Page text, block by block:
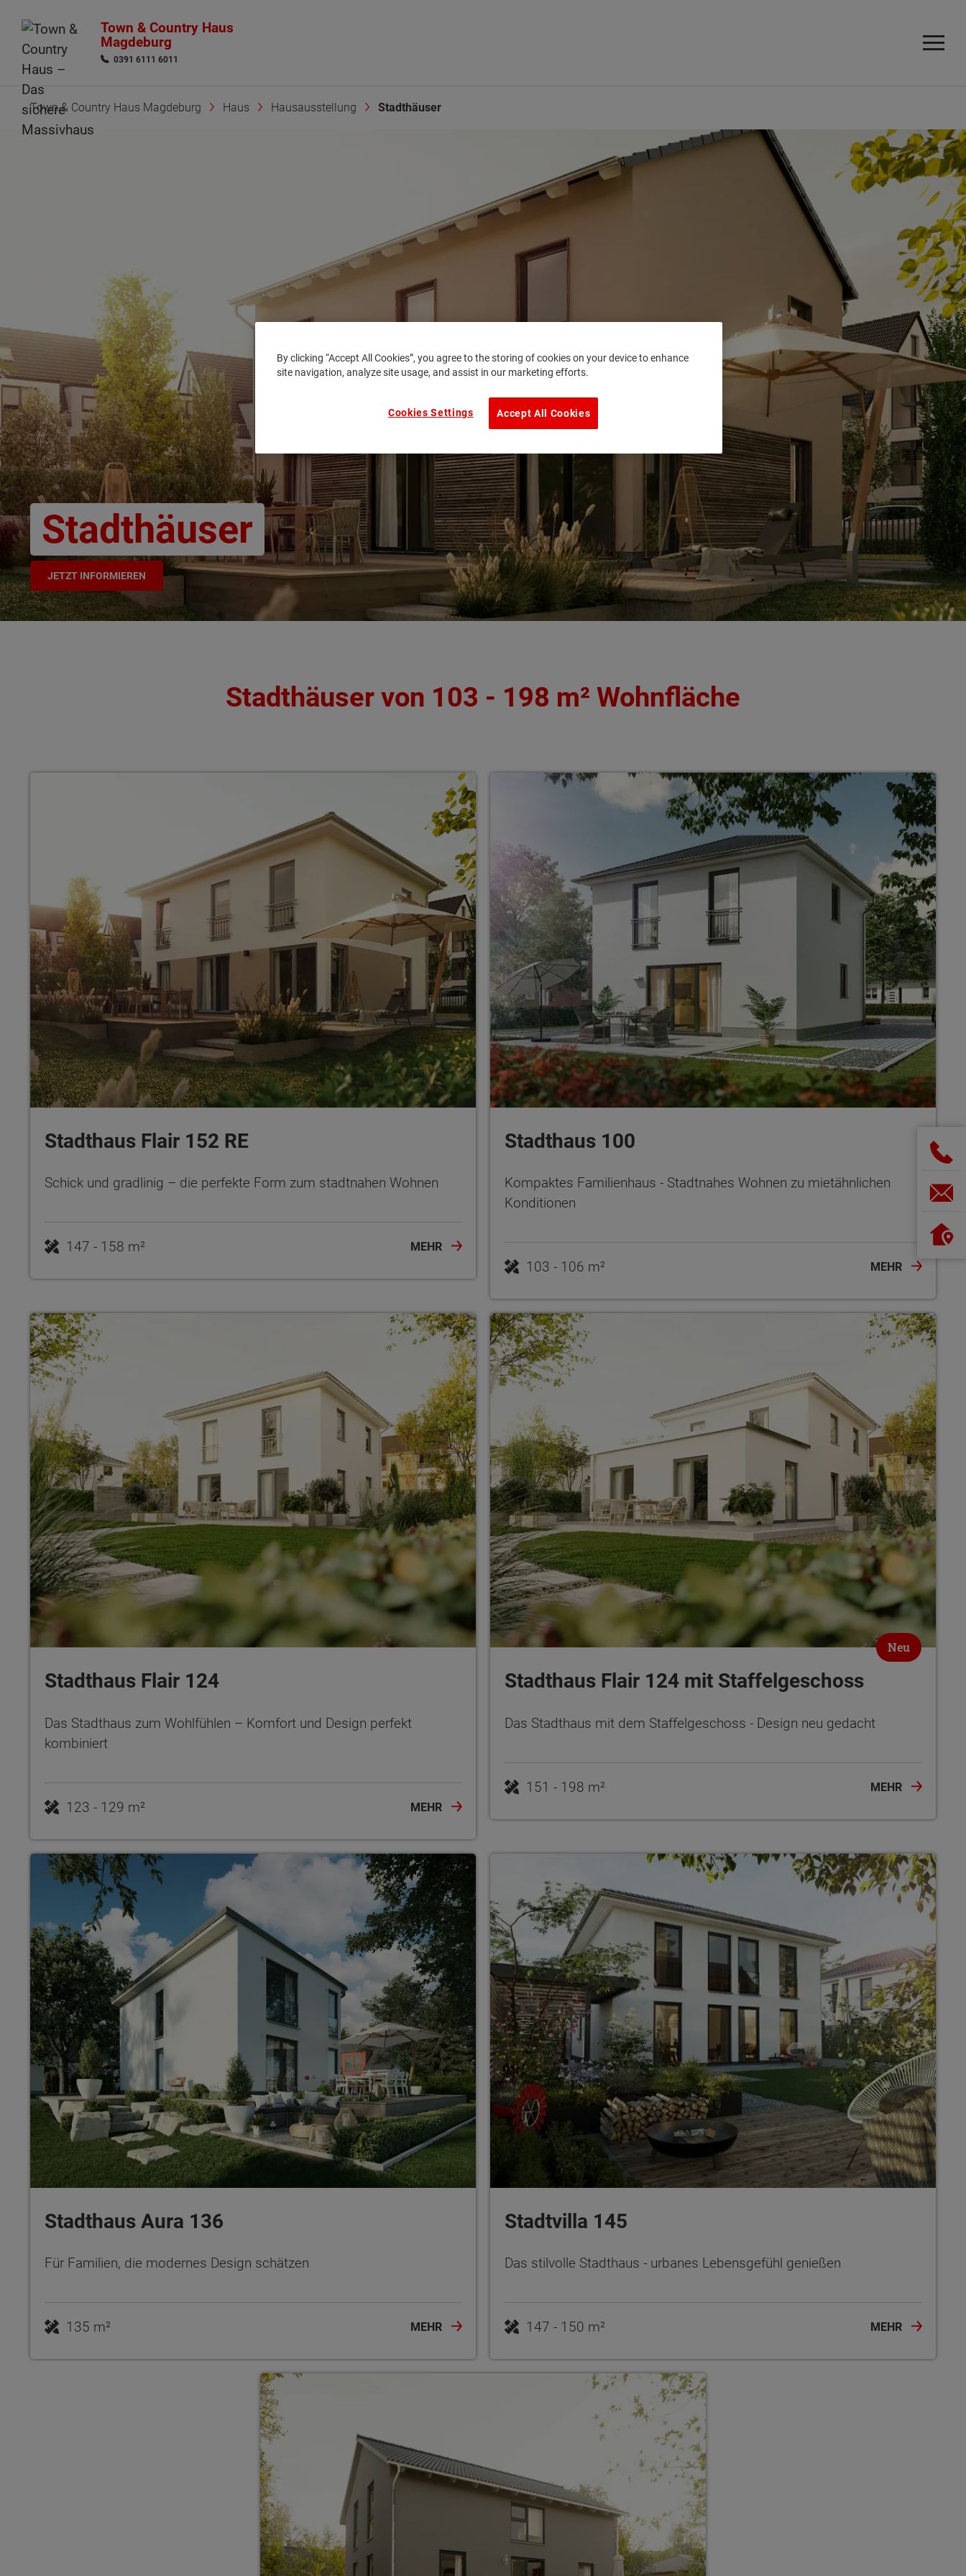
Town & Country Haus
Magdeburg
0391 6111 6011
Town & Country Haus Magdeburg Haus Hausausstellung Stadthäuser
Stadthäuser
JETZT INFORMIEREN
Stadthäuser von 103 - 198 m² Wohnfläche
Stadthaus Flair 152 RE
Schick und gradlinig – die perfekte Form zum stadtnahen Wohnen
MEHR
Stadthaus 100
Kompaktes Familienhaus - Stadtnahes Wohnen zu mietähnlichen
Konditionen
103 - 106 m² MEHR
Stadthaus Flair 124
Das Stadthaus zum Wohlfühlen – Komfort und Design perfekt
kombiniert
123 - 129 m² MEHR
Neu
Stadthaus Flair 124 mit Staffelgeschoss
Das Stadthaus mit dem Staffelgeschoss - Design neu gedacht
151 - 198 m² MEHR
Stadthaus Aura 136
Für Familien, die modernes Design schätzen
135 m² MEHR
Stadtvilla 145
Das stilvolle Stadthaus - urbanes Lebensgefühl genießen
147 - 150 m² MEHR
Wonach möchten Sie suchen?
By clicking “Accept All Cookies”, you agree to the storing of cookies on your device to enhance
site navigation, analyze site usage, and assist in our marketing efforts.
Accept All Cookies
Cookies Settings